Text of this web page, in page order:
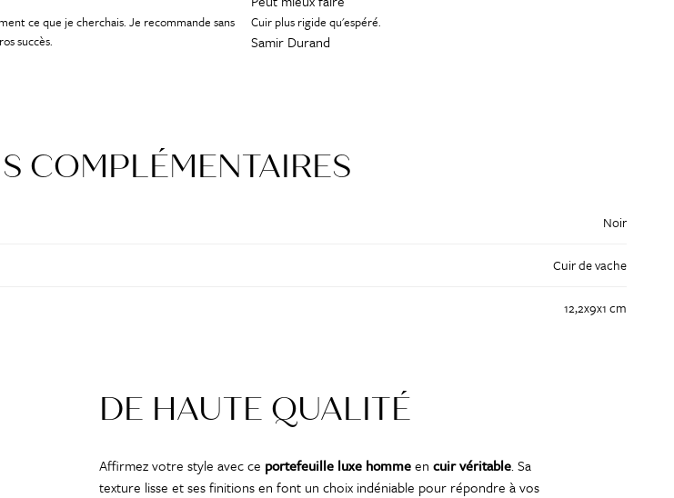
ce que je cherchais. Je recommande sans
succès.
Cuir plus rigide qu'espéré.
Samir Durand
COMPLÉMENTAIRES
Noir
Cuir de vache
12,2x9x1 cm
DE HAUTE QUALITÉ
Affirmez votre style avec ce portefeuille luxe hommeen cuir véritable. Sa
texture lisse et ses finitions en font un choix indéniable pour répondre à vos